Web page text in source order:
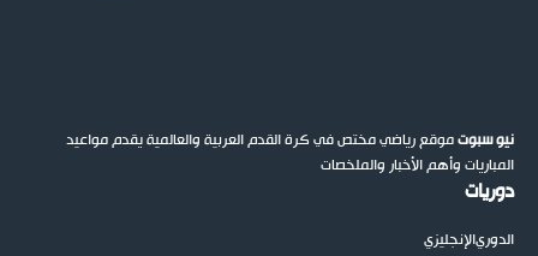
نيو سبوتموقع رياضي مختص في كرة القدم العربية والعالمية يقدم مواعيد
المباريات وأهم الأخبار والملخصات
دوريات
الدوريالإنجليزي